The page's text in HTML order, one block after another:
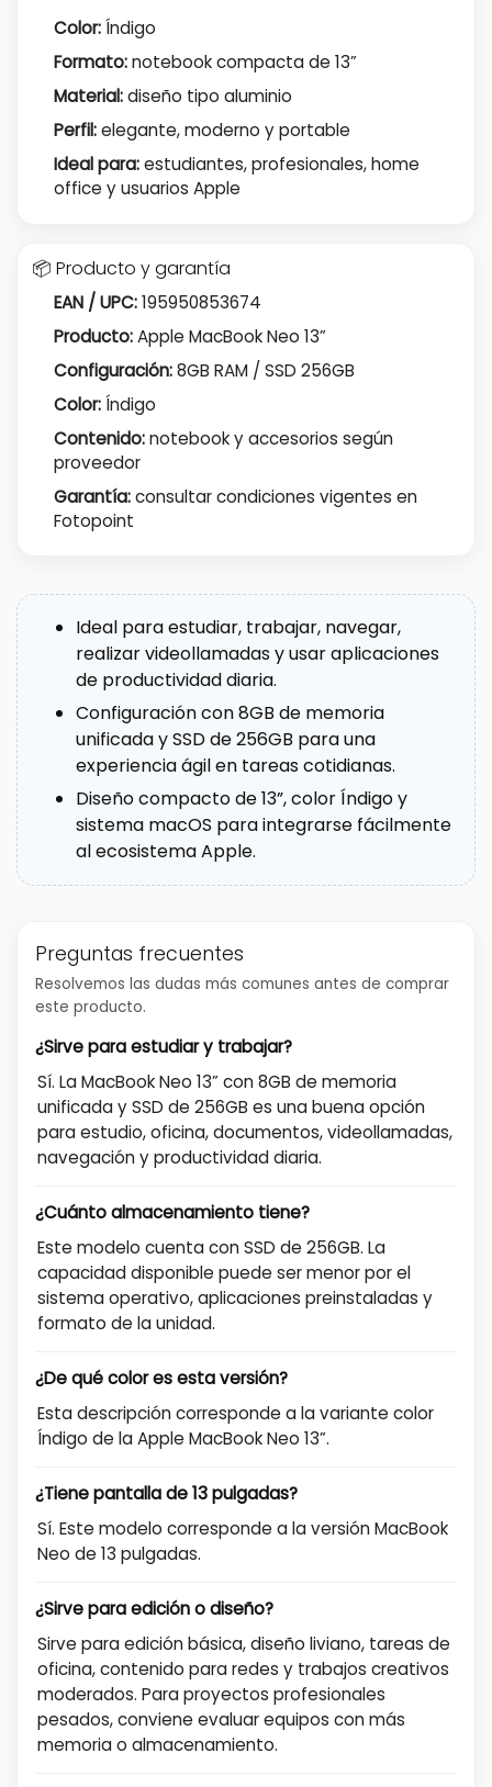
Color:Índigo
Formato:notebook compacta de 13”
Material:diseño tipo aluminio
Perfil:elegante, moderno y portable
Ideal para:estudiantes, profesionales, home
office y usuarios Apple
📦 Producto y garantía
EAN / UPC:195950853674
Producto:Apple MacBook Neo 13”
Configuración:8GB RAM / SSD 256GB
Color:Índigo
Contenido:notebook y accesorios según
proveedor
Garantía:consultar condiciones vigentes en
Fotopoint
Ideal para estudiar, trabajar, navegar,
realizar videollamadas y usar aplicaciones
de productividad diaria.
Configuración con 8GB de memoria
unificada y SSD de 256GB para una
experiencia ágil en tareas cotidianas.
Diseño compacto de 13”, color Índigo y
sistema macOS para integrarse fácilmente
al ecosistema Apple.
Preguntas frecuentes
Resolvemos las dudas más comunes antes de comprar
este producto.
¿Sirve para estudiar y trabajar?
Sí. La MacBook Neo 13” con 8GB de memoria
unificada y SSD de 256GB es una buena opción
para estudio, oficina, documentos, videollamadas,
navegación y productividad diaria.
¿Cuánto almacenamiento tiene?
Este modelo cuenta con SSD de 256GB. La
capacidad disponible puede ser menor por el
sistema operativo, aplicaciones preinstaladas y
formato de la unidad.
¿De qué color es esta versión?
Esta descripción corresponde a la variante color
Índigo de la Apple MacBook Neo 13”.
¿Tiene pantalla de 13 pulgadas?
Sí. Este modelo corresponde a la versión MacBook
Neo de 13 pulgadas.
¿Sirve para edición o diseño?
Sirve para edición básica, diseño liviano, tareas de
oficina, contenido para redes y trabajos creativos
moderados. Para proyectos profesionales
pesados, conviene evaluar equipos con más
memoria o almacenamiento.